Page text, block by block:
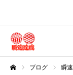
ブログ 瞬